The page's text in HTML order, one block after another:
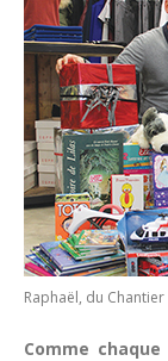
Raphaël, du Chantier
Comme